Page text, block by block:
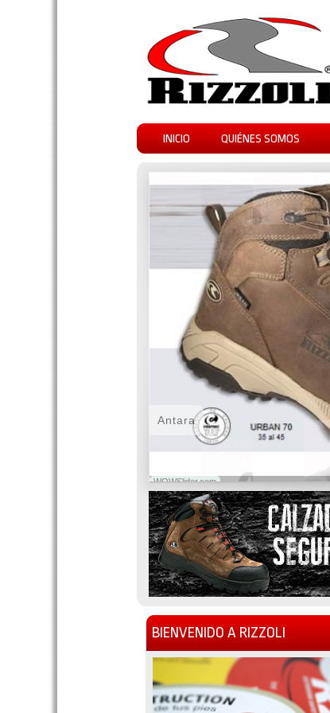
INICIO QUIÉNES SOMOS
WOWSlider.com
Antara
BIENVENIDO A RIZZOLI